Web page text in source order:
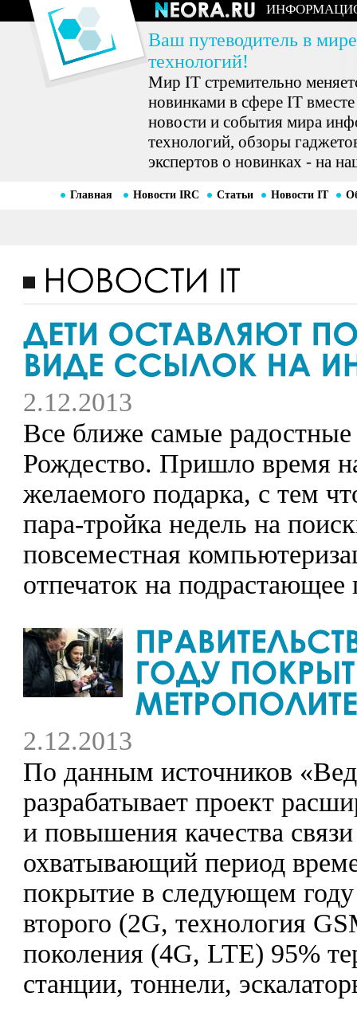
Ваш путеводитель в
технологий!
Мир IT стремительно
новинками в сфере IT
новости и события мира
технологий, обзоры
экспертов о новинках - на
Главная Новости IRC Статьи Новости IT
2.12.2013
Все ближе самые
Рождество. Пришло время
желаемого подарка, с тем
пара-тройка недель на
повсеместная
отпечаток на
2.12.2013
По данным источников
разрабатывает проект
и повышения качества
охватывающий период
покрытие в следующем
второго (2G, технология
поколения (4G, LTE) 95%
станции, тоннели,